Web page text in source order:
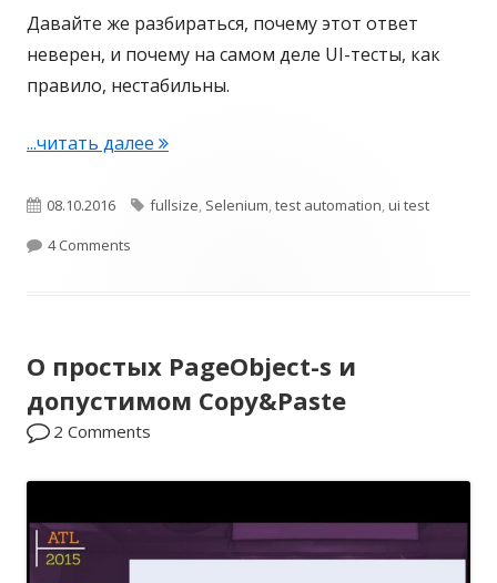
н
е
Давайте же разбираться, почему этот ответ
неверен, и почему на самом деле UI-тесты, как
правило, нестабильны.
...читать далее П
ч
е
с
б
О
п
и
к
о
в
а
08.10.2016
Т
fullsize, Selenium,test automation,ui test
4 Comments
О простых PageObject-s и
допустимом Copy&Paste
2 Comments